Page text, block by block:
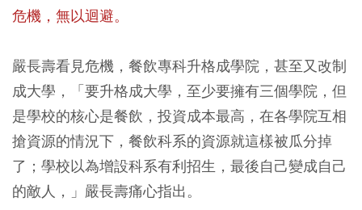
危機，無以迴避。
嚴長壽看見危機，餐飲專科升格成學院，甚至又改制
成大學，「要升格成大學，至少要擁有三個學院，但
是學校的核心是餐飲，投資成本最高，在各學院互相
搶資源的情況下，餐飲科系的資源就這樣被瓜分掉
了；學校以為增設科系有利招生，最後自己變成自己
的敵人，」嚴長壽痛心指出。